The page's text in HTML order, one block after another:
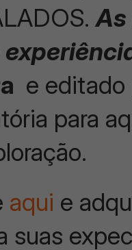
As
e editado
para
aqui e
suas